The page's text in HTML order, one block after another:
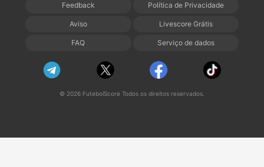
Feedback Política de Privacidade
Aviso Livescore Grátis
FAQ Serviço de dados
© 2026 FutebolScore Todos os direitos reservados.